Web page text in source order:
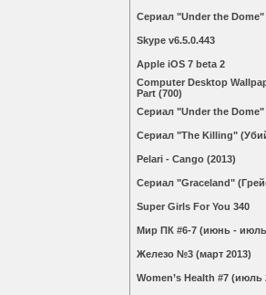
Сериал "Under the
Skype v6.5.0.443
Apple iOS 7 beta 2
Computer Desktop
Part (700)
Сериал "Under the
Сериал "The Killing"
Pelari - Cango (2013)
Сериал "Graceland"
Super Girls For You 340
Мир ПК #6-7 (июнь - июль
Железо №3 (март 2013)
Women’s Health #7 (июль